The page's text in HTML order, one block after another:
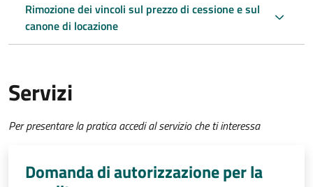
Rimozione dei vincoli sul prezzo di cessione e sul
canone di locazione
Servizi
Per presentare la pratica accedi al servizio che ti interessa
Domanda di autorizzazione per la